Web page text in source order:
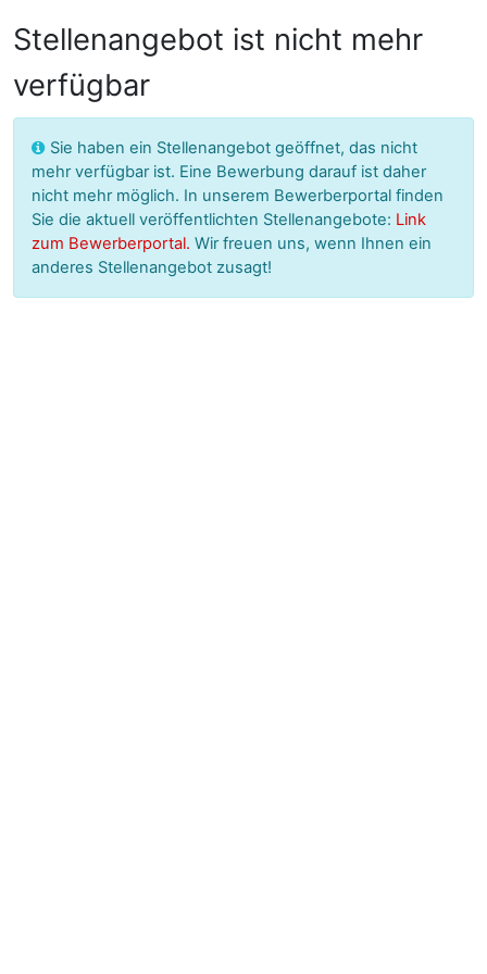
Stellenangebot ist nicht mehr
verfügbar
Sie haben ein Stellenangebot geöffnet, das nicht
mehr verfügbar ist. Eine Bewerbung darauf ist daher
nicht mehr möglich. In unserem Bewerberportal finden
Sie die aktuell veröffentlichten Stellenangebote: Link
zum Bewerberportal. Wir freuen uns, wenn Ihnen ein
anderes Stellenangebot zusagt!